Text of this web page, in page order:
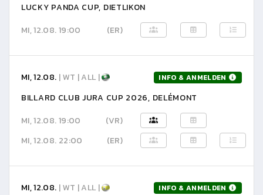
LUCKY PANDA CUP, DIETLIKON
MI, 12.08. 19:00
(ER)
MI, 12.08. | WT | ALL | INFO & ANMELDEN
BILLARD CLUB JURA CUP 2026, DELÉMONT
MI, 12.08. 19:00
(VR)
MI, 12.08. 22:00
(ER)
MI, 12.08. | WT | ALL | INFO & ANMELDEN